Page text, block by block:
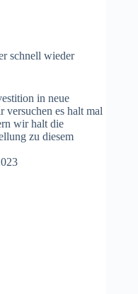
schnell wieder
in neue
es halt mal
wir halt die
zu diesem